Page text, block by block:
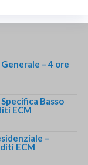
– 4 ore
Basso
ECM
–
ECM